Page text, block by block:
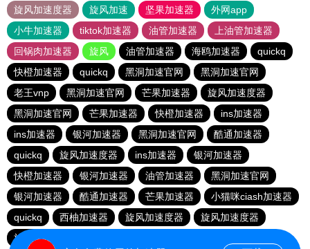
旋风加速度器
旋风加速 坚果加速器
外网app
小牛加速器
tiktok加速器 油管加速器
上油管加速器
回锅肉加速器
旋风 油管加速器 海鸥加速器
quickq
快橙加速器
quickq 黑洞加速官网
黑洞加速官网
老王vnp
黑洞加速官网 芒果加速器
旋风加速度器
黑洞加速官网
芒果加速器 快橙加速器
ins加速器
ins加速器
银河加速器 黑洞加速官网
酷通加速器
quickq
旋风加速度器 ins加速器
银河加速器
快橙加速器
银河加速器 油管加速器
黑洞加速官网
银河加速器
酷通加速器 芒果加速器
小猫咪ciash加速器
quickq
西柚加速器 旋风加速度器
旋风加速度器
旋风加速度器